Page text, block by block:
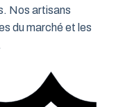
Nos artisans
du marché et les